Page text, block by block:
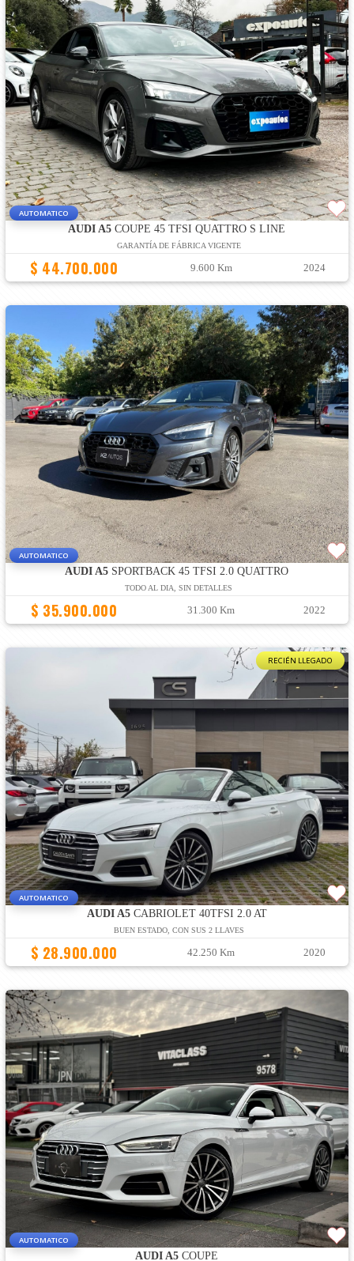
AUTOMATICO
AUDI A5 COUPE 45 TFSI QUATTRO S LINE
GARANTÍA DE FÁBRICA VIGENTE
$ 44.700.000 9.600 Km 2024
AUTOMATICO
AUDI A5 SPORTBACK 45 TFSI 2.0 QUATTRO
TODO AL DIA, SIN DETALLES
$ 35.900.000 31.300 Km 2022
RECIÉN LLEGADO
AUTOMATICO
AUDI A5CABRIOLET 40TFSI 2.0 AT
BUEN ESTADO, CON SUS 2 LLAVES
$ 28.900.000 42.250 Km 2020
AUTOMATICO
AUDI A5 COUPE